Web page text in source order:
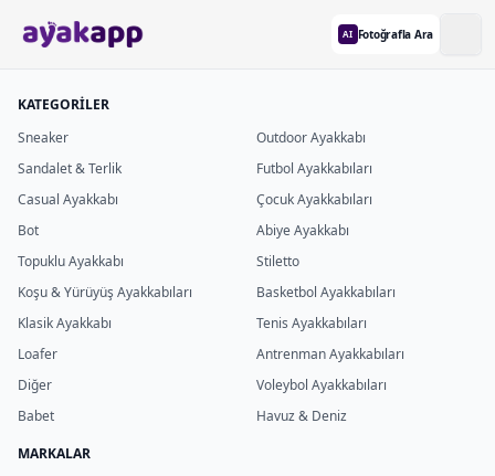
AI Fotoğrafla Ara
KATEGORİLER
Sneaker
Sandalet & Terlik
Casual Ayakkabı
Bot
Topuklu Ayakkabı
Koşu & Yürüyüş Ayakkabıları
Klasik Ayakkabı
Loafer
Diğer
Babet
Outdoor Ayakkabı
Futbol Ayakkabıları
Çocuk Ayakkabıları
Abiye Ayakkabı
Stiletto
Basketbol Ayakkabıları
Tenis Ayakkabıları
Antrenman Ayakkabıları
Voleybol Ayakkabıları
Havuz & Deniz
MARKALAR